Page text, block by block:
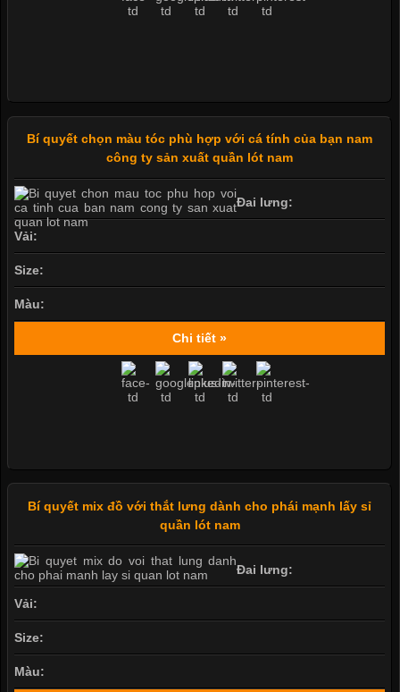
Bí quyết chọn màu tóc phù hợp với cá tính của bạn nam
công ty sản xuất quần lót nam
Đai lưng:
Vải:
Size:
Màu:
Chi tiết »
Bí quyết mix đồ với thắt lưng dành cho phái mạnh lấy sỉ
quần lót nam
Đai lưng:
Vải:
Size:
Màu: